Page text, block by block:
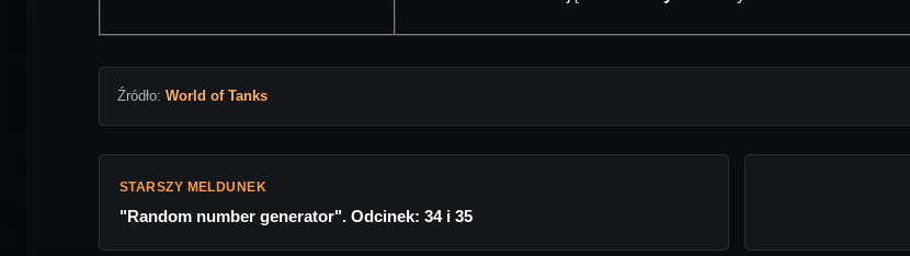
Źródło: World of Tanks
STARSZY MELDUNEK
"Random number generator". Odcinek: 34 i 35